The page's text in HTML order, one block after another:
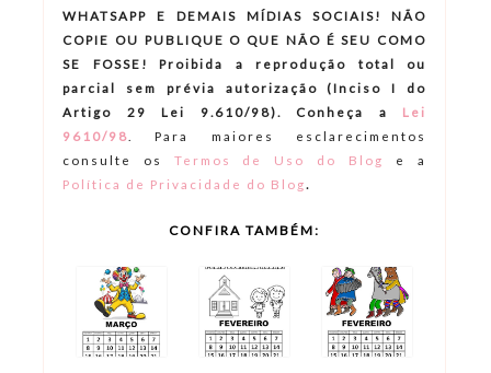
WHATSAPP E DEMAIS MÍDIAS SOCIAIS! NÃO
COPIE OU PUBLIQUE O QUE NÃO É SEU COMO
SE FOSSE! Proibida a reprodução total ou
parcial sem prévia autorização (Inciso I do
Artigo 29 Lei 9.610/98). Conheça a
Lei
9610/98
Para maiores esclarecimentos
consulte os Termos de Uso do Blog
e a
Política de Privacidade do Blog.
CONFIRA TAMBÉM: